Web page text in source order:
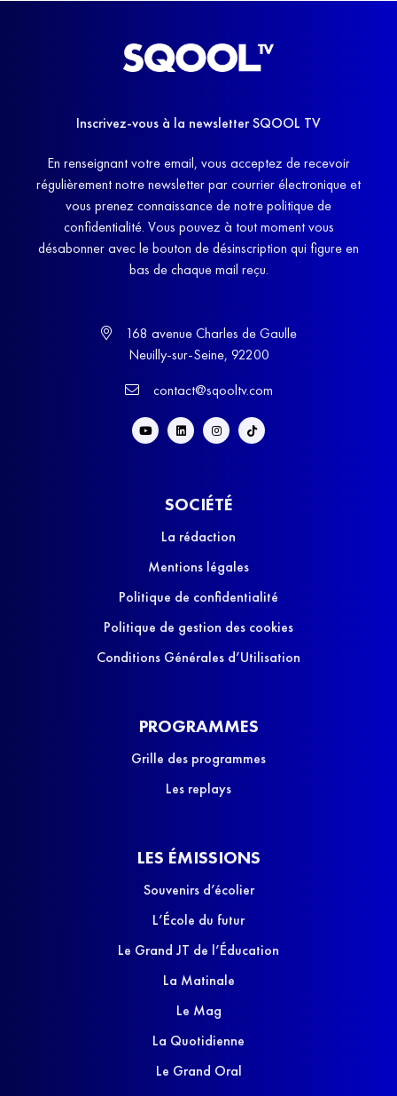
Inscrivez-vous à la newsletter SQOOL TV
En renseignant votre email, vous acceptez de recevoir
régulièrement notre newsletter par courrier électronique et
vous prenez connaissance de notre politique de
confidentialité. Vous pouvez à tout moment vous
désabonner avec le bouton de désinscription qui figure en
bas de chaque mail reçu.
168 avenue Charles de Gaulle
Neuilly-sur-Seine, 92200
contact@sqooltv.com
SOCIÉTÉ
La rédaction
Mentions légales
Politique de confidentialité
Politique de gestion des cookies
Conditions Générales d’Utilisation
PROGRAMMES
Grille des programmes
Les replays
LES ÉMISSIONS
Souvenirs d’écolier
L’École du futur
Le Grand JT de l’Éducation
La Matinale
Le Mag
La Quotidienne
Le Grand Oral